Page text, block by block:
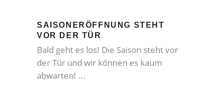
SAISONERÖFFNUNG STEHT
VOR DER TÜR
Bald geht es los! Die Saison steht vor
der Tür und wir können es kaum
abwarten!